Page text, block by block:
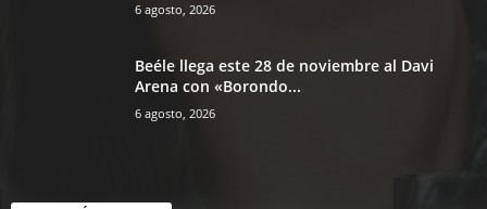
6 agosto, 2026
Beéle llega este 28 de noviembre al Davi
Arena con «Borondo...
6 agosto, 2026